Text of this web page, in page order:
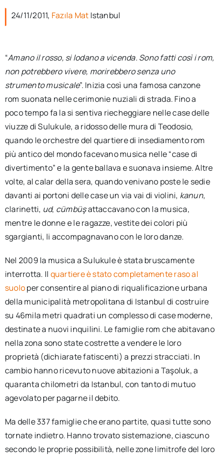
24/11/2011, Fazıla Mat Istanbul
“Amano il rosso, si lodano a vicenda. Sono fatti così i rom,
non potrebbero vivere, morirebbero senza uno
strumento musicale”. Inizia così una famosa canzone
rom suonata nelle cerimonie nuziali di strada. Fino a
poco tempo fa la si sentiva riecheggiare nelle case delle
viuzze di Sulukule, a ridosso delle mura di Teodosio,
quando le orchestre del quartiere di insediamento rom
più antico del mondo facevano musica nelle “case di
divertimento” e la gente ballava e suonava insieme. Altre
volte, al calar della sera, quando venivano poste le sedie
davanti ai portoni delle case un via vai di violini, kanun,
clarinetti, ud, cümbüşattaccavano con la musica,
mentre le donne e le ragazze, vestite dei colori più
sgargianti, li accompagnavano con le loro danze.
Nel 2009 la musica a Sulukule è stata bruscamente
interrotta. Il quartiere è stato completamente raso al
suoloper consentire al piano di riqualificazione urbana
della municipalità metropolitana di Istanbul di costruire
su 46mila metri quadrati un complesso di case moderne,
destinate a nuovi inquilini. Le famiglie rom che abitavano
nella zona sono state costrette a vendere le loro
proprietà (dichiarate fatiscenti) a prezzi stracciati. In
cambio hanno ricevuto nuove abitazioni a Taşoluk, a
quaranta chilometri da Istanbul, con tanto di mutuo
agevolato per pagarne il debito.
Ma delle 337 famiglie che erano partite, quasi tutte sono
tornate indietro. Hanno trovato sistemazione, ciascuno
secondo le proprie possibilità, nelle zone limitrofe del loro